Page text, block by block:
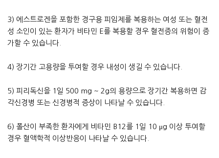
3) 에스트로겐을 포함한 경구용 피임제를 복용하는 여성 또는 혈전
성 소인이 있는 환자가 비타민 E를 복용할 경우 혈전증의 위험이 증
가할 수 있습니다.
4) 장기간 고용량을 투여할 경우 내성이 생길 수 있습니다.
5) 피리독신을 1일 500 mg ~ 2g의 용량으로 장기간 복용하면 감
각신경병 또는 신경병적 증상이 나타날 수 있습니다.
6) 폴산이 부족한 환자에게 비타민 B12를 1일 10 μg 이상 투여할
경우 혈액학적 이상반응이 나타날 수 있습니다.